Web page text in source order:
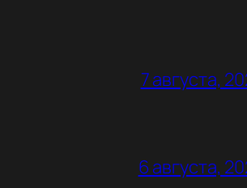
7 августа,
6 августа,